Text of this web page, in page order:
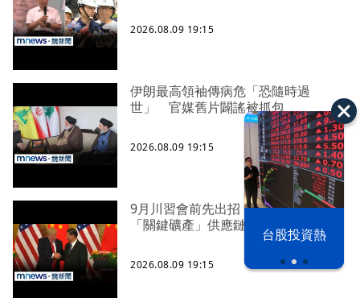
漢光42演習 台股投資熱
2026.08.09 19:15
伊朗最高領袖傳病危「恐隨時過
世」 官媒舊片闢謠被抓包
2026.08.09 19:15
9月川習會前先出招！ 美國鉅額投資
「關鍵礦產」供應鏈
2026.08.09 19:15